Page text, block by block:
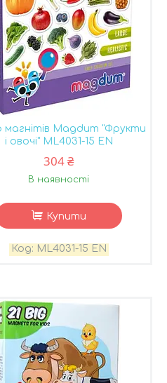
магнітів Magdum "Фрукти
і овочі" ML4031-15 EN
304 ₴
В наявності
Купити
ML4031-15 EN